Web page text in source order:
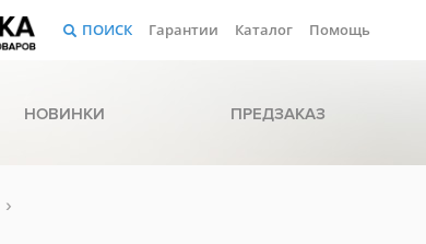
ПОИСК Гарантии Каталог Помощь
НОВИНКИ ПРЕДЗАКАЗ
›